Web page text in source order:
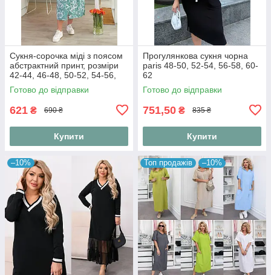
Сукня-сорочка міді з поясом
абстрактний принт, розміри
42-44, 46-48, 50-52, 54-56,
58-60
Готово до відправки
621 ₴ 690 ₴
Купити
Прогулянкова сукня чорна
paris 48-50, 52-54, 56-58, 60-
62
Готово до відправки
751,50 ₴ 835 ₴
Купити
–10% Топ продажів –10%